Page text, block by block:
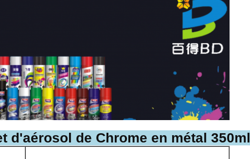
d'aérosol de Chrome en métal 350ml